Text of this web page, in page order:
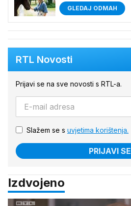
GLEDAJ ODMAH
RTL Novosti
Prijavi se na sve novosti s RTL-a.
Slažem se s uvjetima korištenja.
PRIJAVI SE
Izdvojeno